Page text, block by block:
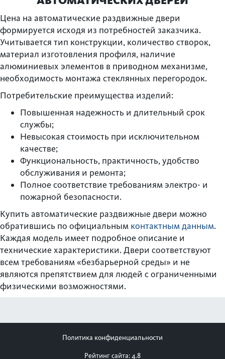
Цена на автоматические раздвижные двери
формируется исходя из потребностей заказчика.
Учитывается тип конструкции, количество створок,
материал изготовления профиля, наличие
алюминиевых элементов в приводном механизме,
необходимость монтажа стеклянных перегородок.
Потребительские преимущества изделий:
Повышенная надежность и длительный срок
службы;
Невысокая стоимость при исключительном
качестве;
Функциональность, практичность, удобство
обслуживания и ремонта;
Полное соответствие требованиям электро- и
пожарной безопасности.
Купить автоматические раздвижные двери можно
обратившись по официальным контактным данным.
Каждая модель имеет подробное описание и
технические характеристики. Двери соответствуют
всем требованиям «безбарьерной среды» и не
являются препятствием для людей с ограниченными
физическими возможностями.
Политика конфиденциальности
Рейтинг сайта: 4.8